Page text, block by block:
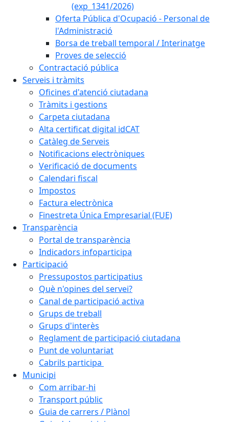
(exp_1341/2026)
Oferta Pública d'Ocupació - Personal de
l'Administració
Borsa de treball temporal / Interinatge
Proves de selecció
Contractació pública
Serveis i tràmits
Oficines d'atenció ciutadana
Tràmits i gestions
Carpeta ciutadana
Alta certificat digital idCAT
Catàleg de Serveis
Notificacions electròniques
Verificació de documents
Calendari fiscal
Impostos
Factura electrònica
Finestreta Única Empresarial (FUE)
Transparència
Portal de transparència
Indicadors infoparticipa
Participació
Pressupostos participatius
Què n'opines del servei?
Canal de participació activa
Grups de treball
Grups d'interès
Reglament de participació ciutadana
Punt de voluntariat
Cabrils participa
Municipi
Com arribar-hi
Transport públic
Guia de carrers / Plànol